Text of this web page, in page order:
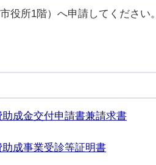
役所1階）へ申請してください。
成金交付申請書兼請求書
成事業受診等証明書